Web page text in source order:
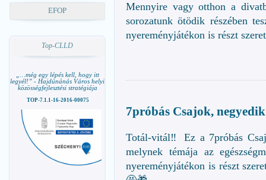
EFOP
Top-CLLD
„…még egy lépés kell, hogy itt
legyél!” - Hajdúnánás Város helyi
közösségfejlesztési stratégiája
TOP-7.1.1-16-2016-00075
Mennyire vagy otthon a
sorozatunk ötödik részében
nyereményjátékon is részt
7próbás Csajok,
Totál-vitál‼️ Ez a 7próbás
melynek témája az
nyereményjátékon is részt